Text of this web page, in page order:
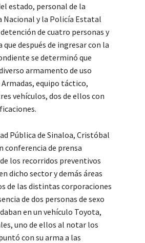
estado, personal de la
Nacional y la Policía Estatal
de cuatro personas y
que después de ingresar con la
se determinó que
armamento de uso
Armadas, equipo táctico,
vehículos, dos de ellos con
Pública de Sinaloa, Cristóbal
conferencia de prensa
los recorridos preventivos
dicho sector y demás áreas
de las distintas corporaciones
de dos personas de sexo
en un vehículo Toyota,
uno de ellos al notar los
con su arma a las